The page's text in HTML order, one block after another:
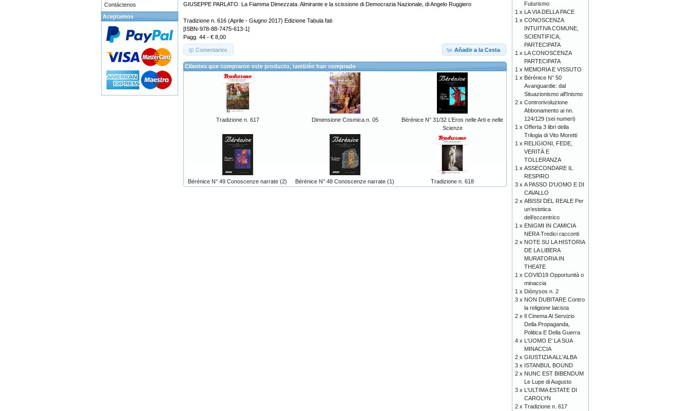
GIUSEPPE PARLATO. La Fiamma Dimezzata. Almirante e la scissione di Democrazia Nazionale, di Angelo Ruggiero
Tradizione n. 616 (Aprile - Giugno 2017) Edizione Tabula fati
[ISBN-978-88-7475-613-1]
Pagg. 44 - € 8,00
Añadir a la Cesta
Comentarios
Clientes que compraron este producto, también han comprado
Tradizione n. 617 Dimensione Cosmica n. 05
Bérénice N° 31/32 L’Eros nelle Arti e nelle
Scienze
Bérénice N° 49 Conoscenze narrate (2) Bérénice N° 48 Conoscenze narrate (1) Tradizione n. 618
Contáctenos
Aceptamos
Futurismo
1 x LA VIA DELLA PACE
1 x CONOSCENZA
INTUITIVA COMUNE,
SCIENTIFICA,
PARTECIPATA
1 x LA CONOSCENZA
PARTECIPATA
1 x MEMORIA E VISSUTO
1 x Bérénice N° 50
Avanguardie: dal
Situazionismo all'Inismo
2 x Controrivoluzione
Abbonamento ai nn.
124/129 (sei numeri)
1 x Offerta 3 libri della
Trilogia di Vito Moretti
1 x RELIGIONI, FEDE,
VERITÀ E
TOLLERANZA
1 x ASSECONDARE IL
RESPIRO
3 x A PASSO D'UOMO E DI
CAVALLO
2 x ABISSI DEL REALE Per
un’estetica
dell’eccentrico
1 x ENIGMI IN CAMICIA
NERA Tredici racconti
2 x NOTE SU LA HISTORIA
DE LA LIBERA
MURATORIA IN
THEATE
1 x COVID19 Opportunità o
minaccia
1 x Diònysos n. 2
3 x NON DUBITARE Contro
la religione laicista
2 x Il Cinema Al Servizio
Della Propaganda,
Politica E Della Guerra
4 x L'UOMO E' LA SUA
MINACCIA
2 x GIUSTIZIA ALL'ALBA
3 x ISTANBUL BOUND
2 x NUNC EST BIBENDUM
Le Lupe di Augusto
3 x L'ULTIMA ESTATE DI
CAROLYN
2 x Tradizione n. 617